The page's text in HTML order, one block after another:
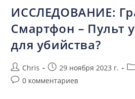
ИССЛЕДОВАНИЕ:
Смартфон – Пульт
для убийства?
Chris 29 ноября 2023 г.
0 комментариев